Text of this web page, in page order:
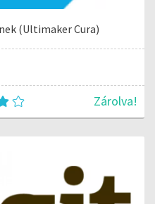
(Ultimaker Cura)
Zárolva!